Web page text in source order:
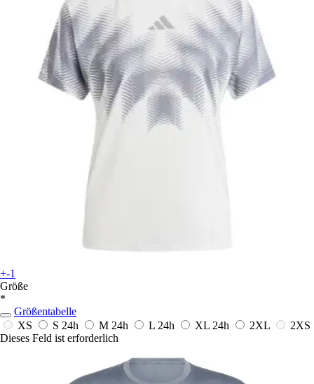
+-1
Größe
*
Größentabelle
XS
S 24h M 24h L 24h XL 24h 2XL
2XS
Dieses Feld ist erforderlich